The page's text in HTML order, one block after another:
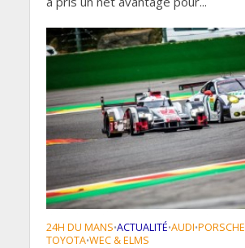
24H DU MANS•ACTUALITÉ•AUDI•PORSCHE
TOYOTA•WEC & ELMS